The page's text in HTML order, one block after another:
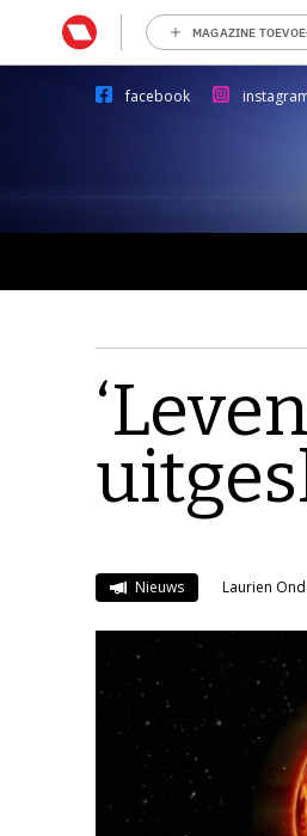
MAGAZINE
facebook
Nieuws Laurien